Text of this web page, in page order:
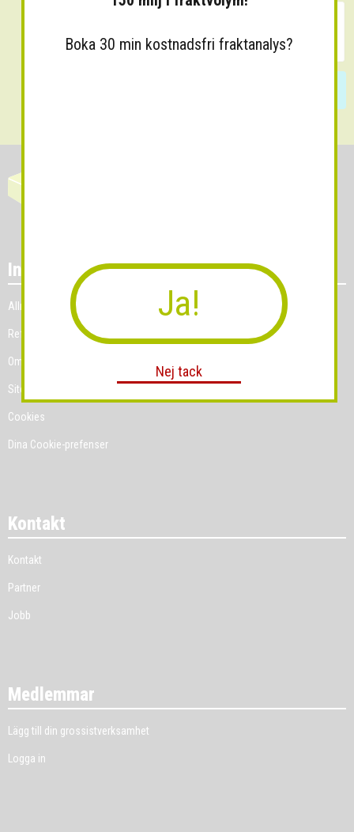
Information
Allmänna villkor
Referenskunder
Om Grossist.se
Sitemap
Cookies
Dina Cookie-prefenser
Kontakt
Kontakt
Partner
Jobb
Medlemmar
Lägg till din grossistverksamhet
Logga in
Boka 30 min kostnadsfri fraktanalys?
Ja!
Nej tack